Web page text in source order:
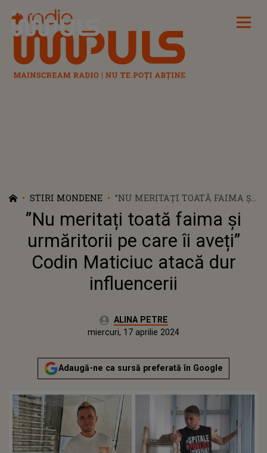
Radio Impuls
STIRI MONDENE
”NU MERITAȚI TOATĂ FAIMA ȘI
URMĂRITORII PE CARE ÎI
AVEȚI” CODIN MATICIUC ATACĂ
DUR INFLUENCERII
”Nu meritați toată faima și
urmăritorii pe care îi aveți”
Codin Maticiuc atacă dur
influencerii
Autor:ALINA PETRE
Publicat:
miercuri, 17 aprilie 2024
Adaugă-ne ca sursă preferată în Google